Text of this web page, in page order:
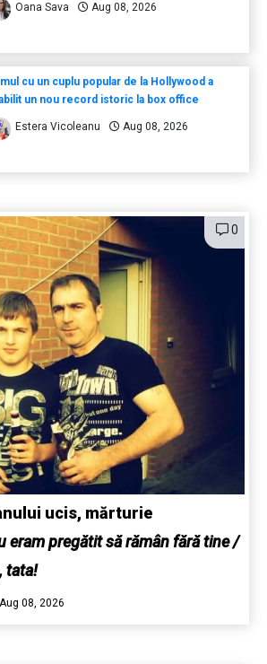
Oana Sava Aug 08, 2026
cu un cuplu popular de la Hollywood a
un nou record istoric la box office
Estera Vicoleanu Aug 08, 2026
0
ucis, mărturie
eram pregătit să rămân fără tine /
tata!
Aug 08, 2026